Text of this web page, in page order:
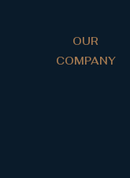
OUR
COMPANY